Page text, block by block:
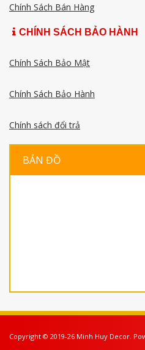
Chính Sách Bán Hàng
CHÍNH SÁCH BẢO HÀNH
Chính Sách Bảo Mật
Chính Sách Bảo Hành
Chính sách đổi trả
BẢN ĐỒ
Copyright © 2019-26 Minh Huy Decor.